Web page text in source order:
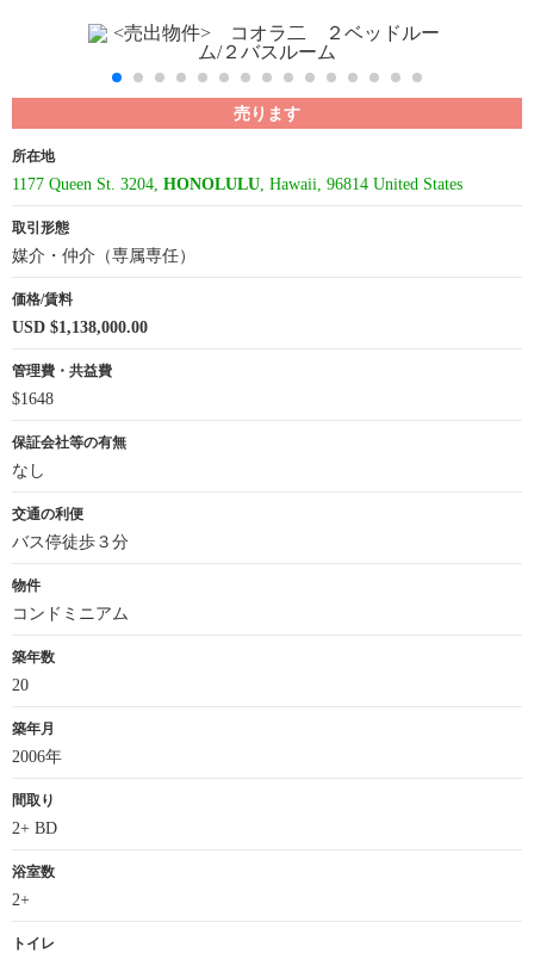
売ります
所在地
1177 Queen St. 3204, HONOLULU , Hawaii, 96814 United States
取引形態
媒介・仲介（専属専任）
価格/賃料
USD $1,138,000.00
管理費・共益費
$1648
保証会社等の有無
なし
交通の利便
バス停徒歩３分
物件
コンドミニアム
築年数
20
築年月
2006年
間取り
2+ BD
浴室数
2+
トイレ